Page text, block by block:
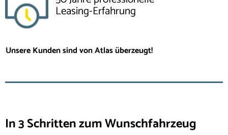
Leasing-Erfahrung
Unsere Kunden sind von Atlas überzeugt!
In 3 Schritten zum Wunschfahrzeug